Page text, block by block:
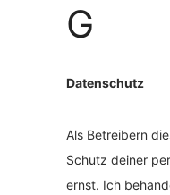
G
Datenschutz
Als Betreibern
Schutz deiner
ernst. Ich